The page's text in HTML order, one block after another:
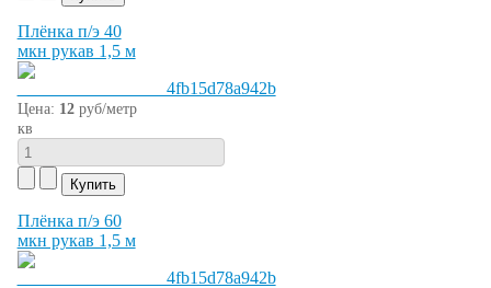
Плёнка п/э 40
мкн рукав 1,5 м
Цена: 12руб/метр
кв
Плёнка п/э 60
мкн рукав 1,5 м